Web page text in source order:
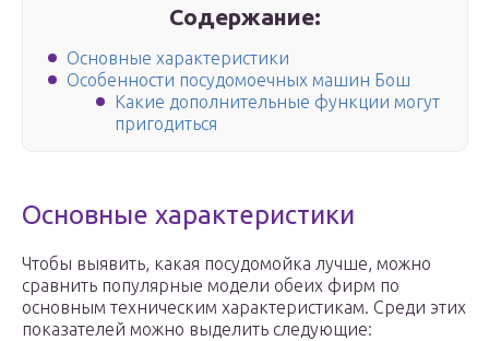
Содержание:
Основные характеристики
Особенности посудомоечных машин Бош
Какие дополнительные функции могут
пригодиться
Основные характеристики
Чтобы выявить, какая посудомойка лучше, можно
сравнить популярные модели обеих фирм по
основным техническим характеристикам. Среди этих
показателей можно выделить следующие: